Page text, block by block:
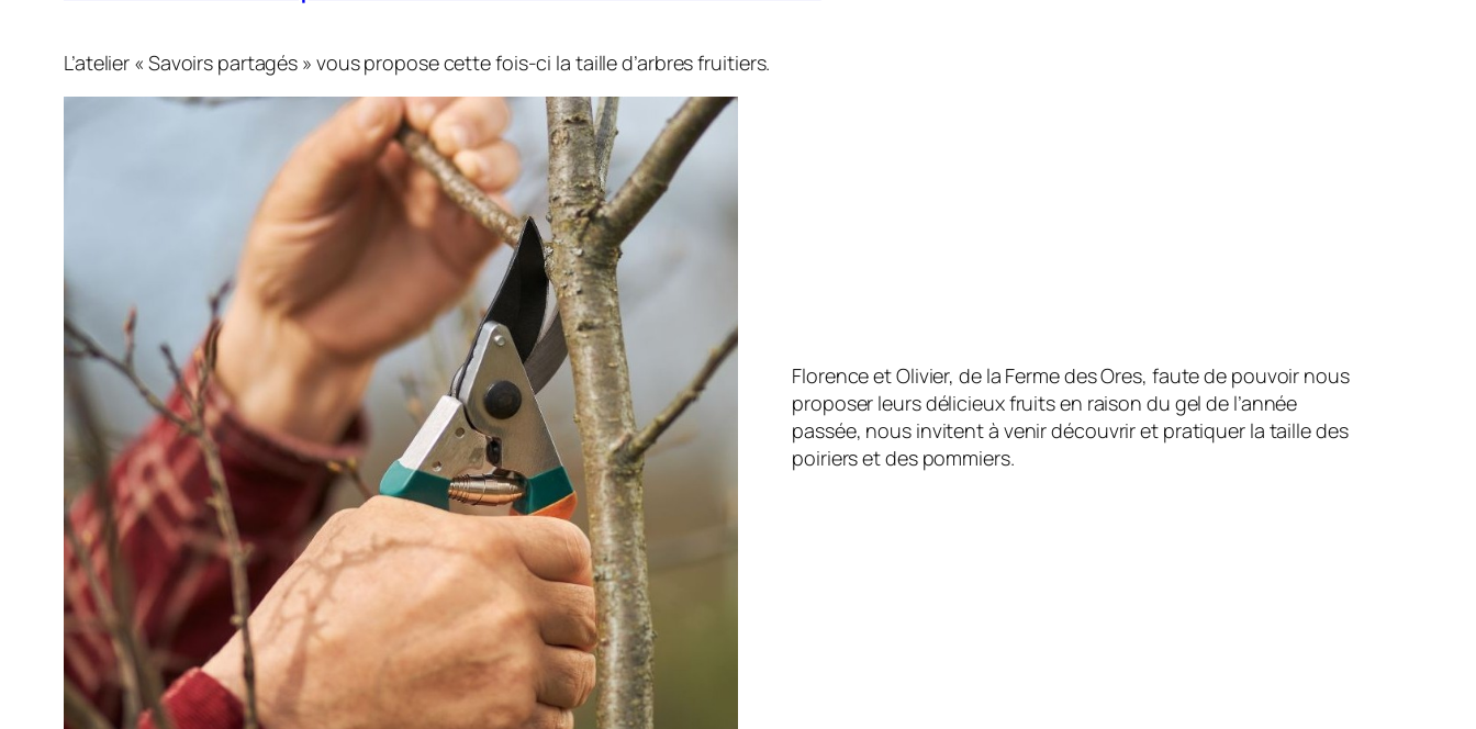
L’atelier « Savoirs partagés » vous propose cette fois-ci la taille d’arbres fruitiers.
Florence et Olivier, de la Ferme des Ores, faute de pouvoir nous
proposer leurs délicieux fruits en raison du gel de l’année
passée, nous invitent à venir découvrir et pratiquer la taille des
poiriers et des pommiers.